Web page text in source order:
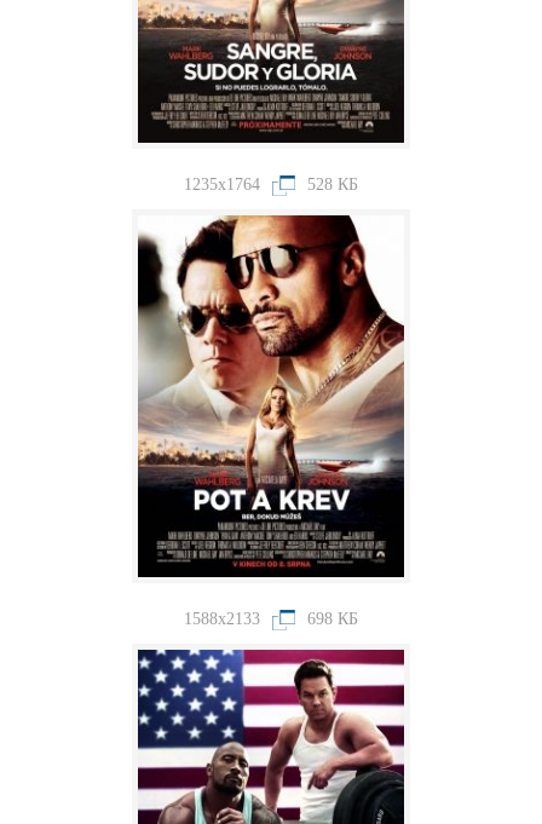
1235x1764 528 КБ
1588x2133 698 КБ